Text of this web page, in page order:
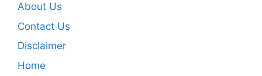
About Us
Contact Us
Disclaimer
Home